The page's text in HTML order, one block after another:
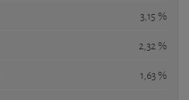
3,15 %
2,32 %
1,63 %